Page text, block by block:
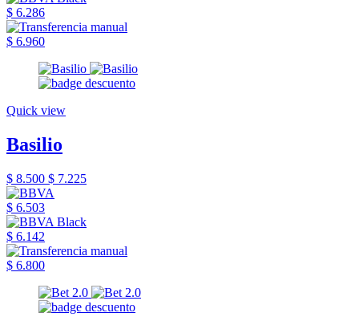
$ 6.286
$ 6.960
Quick view
Basilio
$ 8.500 $ 7.225
$ 6.503
$ 6.142
$ 6.800